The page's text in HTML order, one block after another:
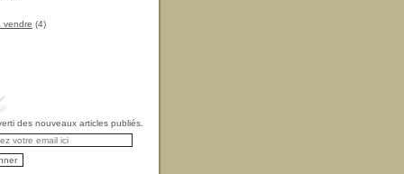
vendre (4)
des nouveaux articles publiés.